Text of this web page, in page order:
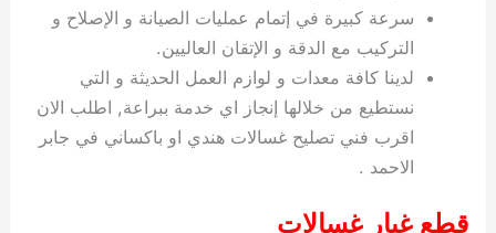
سرعة كبيرة في إتمام عمليات الصيانة و الإصلاح و
التركيب مع الدقة و الإتقان العاليين.
لدينا كافة معدات و لوازم العمل الحديثة و التي
نستطيع من خلالها إنجاز اي خدمة ببراعة, اطلب الان
اقرب فني تصليح غسالات هندي او باكساني في جابر
الاحمد .
قطع غيار غسالات